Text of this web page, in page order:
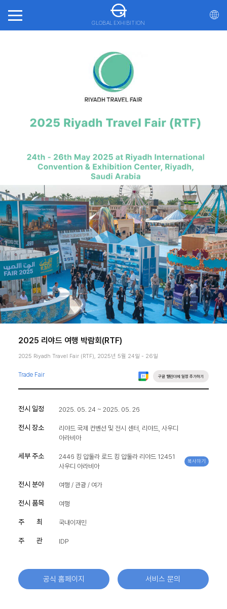
GLOBAL EXHIBITION
2025 리야드 여행 박람회(RTF)
2025 Riyadh Travel Fair (RTF), 2025년 5월 24일 - 26일
Trade Fair 구글 캘린더에 일정 추가하기
전시 일정 2025. 05. 24 ~ 2025. 05. 26
전시 장소
리야드 국제 컨벤션 및 전시 센터, 리야드, 사우디
아라비아
세부 주소
2446 킹 압둘라 로드 킹 압둘라 리야드 12451
사우디 아라비아
복사하기
전시 분야 여행 / 관광 / 여가
전시 품목 여행
주 최 국내이재민
주 관 IDP
공식 홈페이지 서비스 문의